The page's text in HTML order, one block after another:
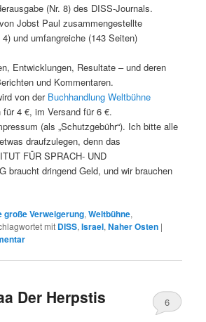
(Nr. 8) des DISS-Journals.
Jobst Paul zusammengestellte
und umfangreiche (143 Seiten)
Entwicklungen, Resultate – und deren
und Kommentaren.
von der Buchhandlung Weltbühne
4 €, im Versand für 6 €.
(als „Schutzgebühr“). Ich bitte alle
draufzulegen, denn das
FÜR SPRACH- UND
braucht dringend Geld, und wir brauchen
große Verweigerung,Weltbühne,
mit DISS,Israel,Naher Osten |
Der Herpstis
6